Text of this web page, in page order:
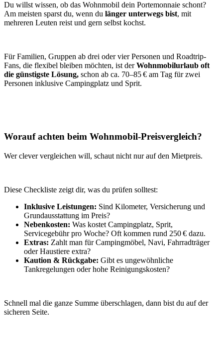
Du willst wissen, ob das Wohnmobil dein Portemonnaie schont?
Am meisten sparst du, wenn du länger unterwegs bist, mit
mehreren Leuten reist und gern selbst kochst.
Für Familien, Gruppen ab drei oder vier Personen und Roadtrip-
Fans, die flexibel bleiben möchten, ist derWohnmobilurlaub oft
die günstigste Lösung, schon ab ca. 70–85 € am Tag für zwei
Personen inklusive Campingplatz und Sprit.
Worauf achten beim Wohnmobil-Preisvergleich?
Wer clever vergleichen will, schaut nicht nur auf den Mietpreis.
Diese Checkliste zeigt dir, was du prüfen solltest:
Inklusive Leistungen: Sind Kilometer, Versicherung und
Grundausstattung im Preis?
Nebenkosten: Was kostet Campingplatz, Sprit,
Servicegebühr pro Woche? Oft kommen rund 250 € dazu.
Extras: Zahlt man für Campingmöbel, Navi, Fahrradträger
oder Haustiere extra?
Kaution & Rückgabe: Gibt es ungewöhnliche
Tankregelungen oder hohe Reinigungskosten?
Schnell mal die ganze Summe überschlagen, dann bist du auf der
sicheren Seite.